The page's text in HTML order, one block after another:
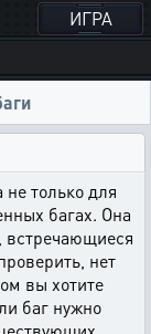
ИГРА
только для
багах. Она
встречающиеся
нет
вы хотите
баг нужно